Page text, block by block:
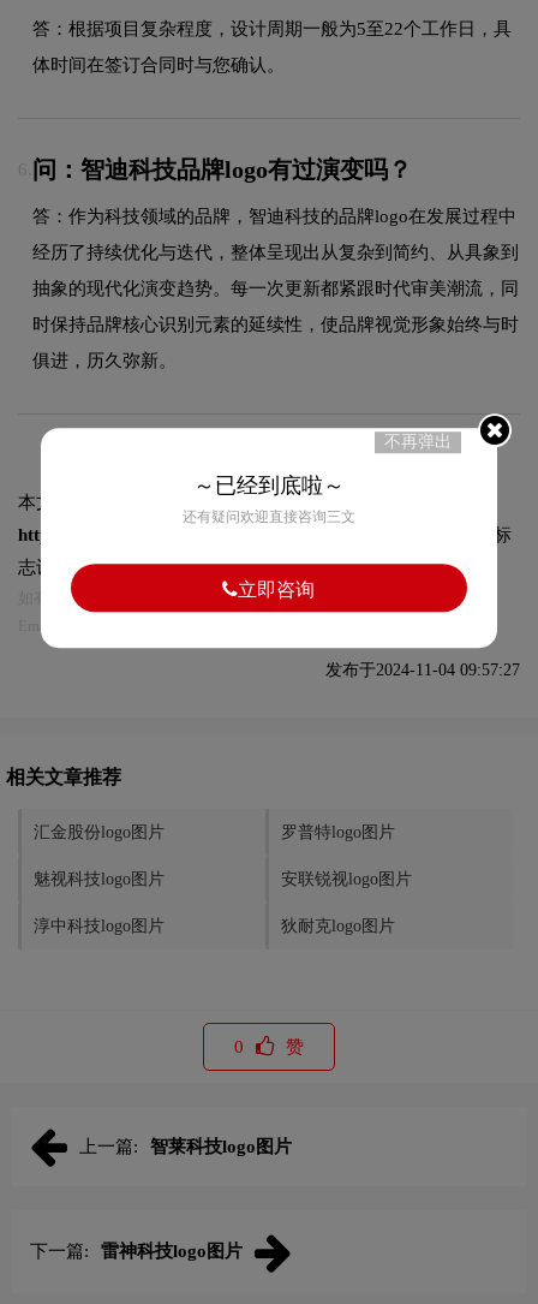
答：根据项目复杂程度，设计周期一般为5至22个工作日，具
体时间在签订合同时与您确认。
6. 问：智迪科技品牌logo有过演变吗？
答：作为科技领域的品牌，智迪科技的品牌logo在发展过程中
经历了持续优化与迭代，整体呈现出从复杂到简约、从具象到
抽象的现代化演变趋势。每一次更新都紧跟时代审美潮流，同
时保持品牌核心识别元素的延续性，使品牌视觉形象始终与时
俱进，历久弥新。
本文标题和链接
智迪科技logo图片:
https://logo9.net/works/13169.html
转载时请注明出处为诗宸标
志设计及本链接!
如有内容侵犯您的合法权益，请及时与我们联系
发布于2024-11-04 09:57:27
相关文章推荐
汇金股份logo图片 罗普特logo图片
魅视科技logo图片 安联锐视logo图片
淳中科技logo图片 狄耐克logo图片
0 赞
上一篇: 智莱科技logo图片
下一篇: 雷神科技logo图片
不再弹出
～已经到底啦～
还有疑问欢迎直接咨询三文
立即咨询